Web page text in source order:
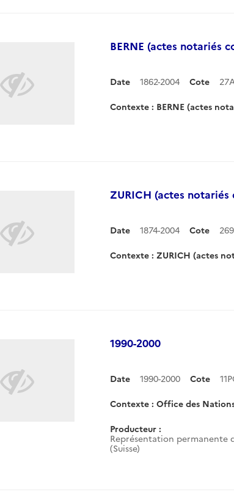
BERNE (actes notariés
Date 1862-2004 Cote
Contexte : BERNE (actes
ZURICH (actes
Date 1874-2004 Cote
Contexte : ZURICH (actes
1990-2000
Date 1990-2000 Cote
Contexte : Office des
Producteur :
Représentation permanente
(Suisse)